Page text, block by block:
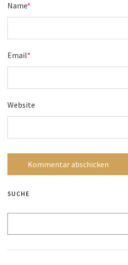
Name*
Email*
Website
SUCHE